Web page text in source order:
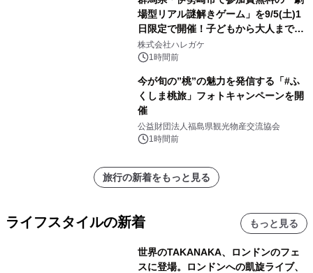
場型リアル謎解きゲーム」を9/5(土)1
日限定で開催！子どもから大人まで楽
しめる没入感たっぷりの体験型イベン
ト
株式会社ハレガケ
1時間前
今が旬の”桃”の魅力を発信する「#ふ
くしま桃旅」フォトキャンペーンを開
催
公益財団法人福島県観光物産交流協会
1時間前
旅行の新着をもっと見る
ライフスタイルの新着 もっと見る
世界のTAKANAKA、ロンドンのフェ
スに登場。ロンドンへの凱旋ライブ、